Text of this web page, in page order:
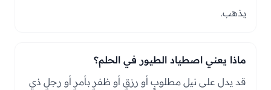
يذهب.
ماذا يعني اصطياد الطيور في الحلم؟
قد يدل على نيل مطلوبٍ أو رزقٍ أو ظفرٍ بأمرٍ أو رجلٍ ذي